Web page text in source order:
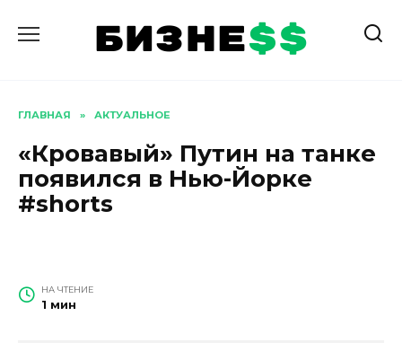
содержанию
ГЛАВНАЯ » АКТУАЛЬНОЕ
«Кровавый» Путин на танке
появился в Нью-Йорке
#shorts
НА ЧТЕНИЕ
1 мин